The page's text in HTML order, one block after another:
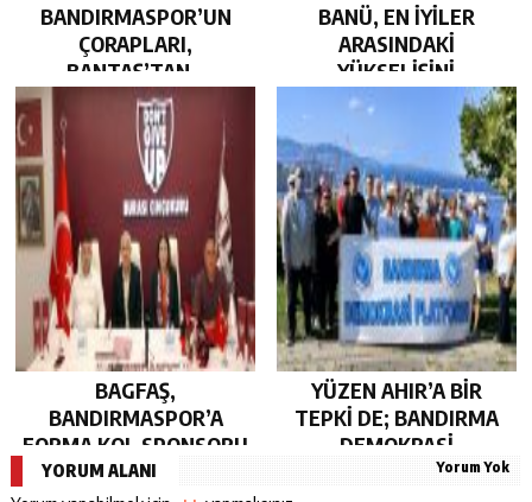
BANDIRMASPOR’UN
ÇORAPLARI,
BANTAŞ’TAN…
BANÜ, EN İYİLER
ARASINDAKİ
YÜKSELİŞİNİ
SÜRDÜRDÜ…
BAGFAŞ,
BANDIRMASPOR’A
FORMA KOL SPONSORU
OLARAK KUCAK AÇTI…
YÜZEN AHIR’A BİR
TEPKİ DE; BANDIRMA
DEMOKRASİ
PLATFORMU’NDAN…
YORUM ALANI Yorum Yok